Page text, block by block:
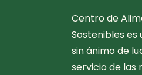
Centro de
Sostenibles es
sin ánimo de
servicio de las